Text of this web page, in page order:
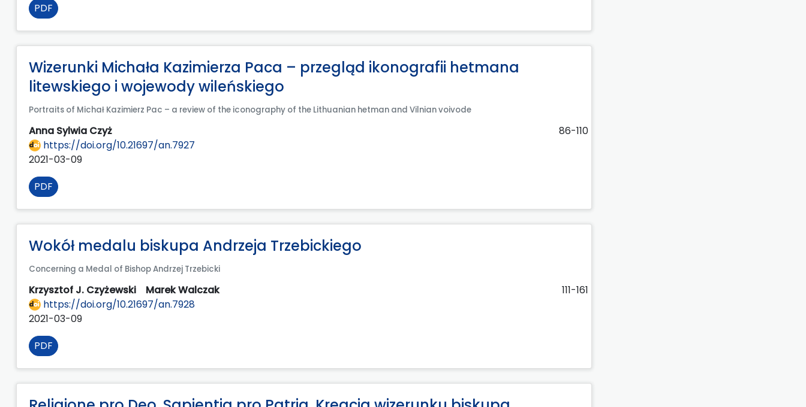
PDF
Wizerunki Michała Kazimierza Paca – przegląd ikonografii hetmana
litewskiego i wojewody wileńskiego
Portraits of Michał Kazimierz Pac – a review of the iconography of the Lithuanian hetman and Vilnian voivode
Anna Sylwia Czyż
86-110
https://doi.org/10.21697/an.7927
2021-03-09
PDF
Wokół medalu biskupa Andrzeja Trzebickiego
Concerning a Medal of Bishop Andrzej Trzebicki
Krzysztof J. Czyżewski Marek Walczak
111-161
https://doi.org/10.21697/an.7928
2021-03-09
PDF